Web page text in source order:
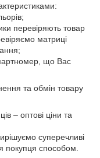
перевіряють товар
матриці
що Вас
та обмін товару
– оптові ціни та
суперечливі
покупця способом.